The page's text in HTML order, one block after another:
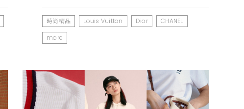
時尚精品 Louis Vuitton Dior
CHANEL
more